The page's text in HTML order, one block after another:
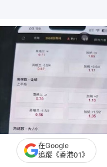
在Google
追蹤《香港01》